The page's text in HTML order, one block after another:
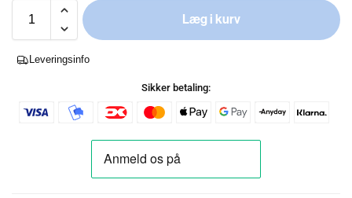
Læg i kurv
Leveringsinfo
Sikker betaling: